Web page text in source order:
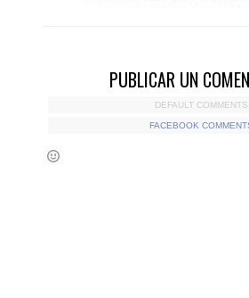
PUBLICAR UN
DEFAULT COMMENTS
FACEBOOK